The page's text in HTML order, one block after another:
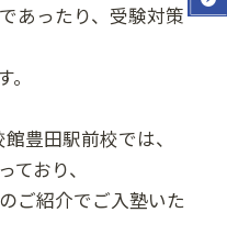
あったり、受験対策
豊田駅前校では、
おり、
ご紹介でご入塾いた